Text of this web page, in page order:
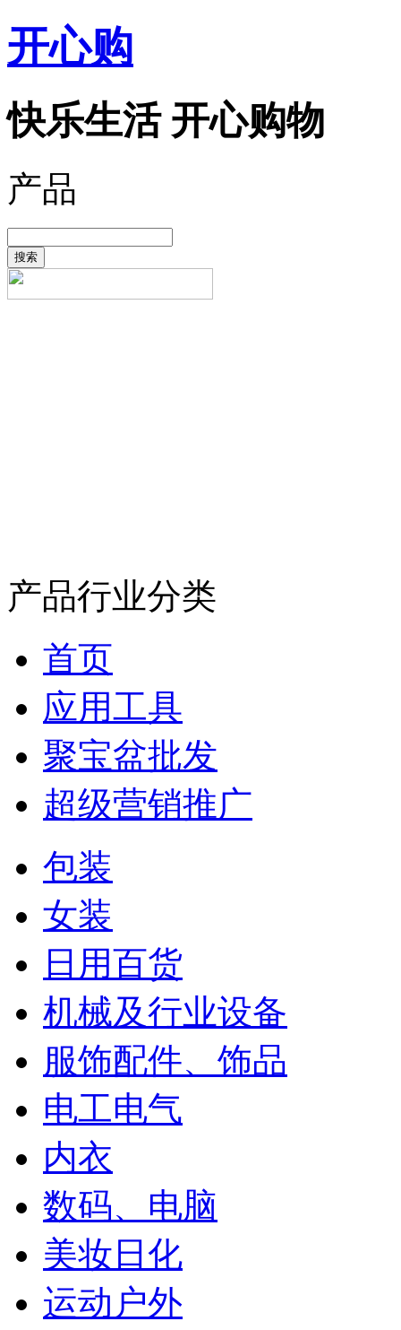
开心购
快乐生活 开心购物
产品
搜索
产品行业分类
首页
应用工具
聚宝盆批发
超级营销推广
包装
女装
日用百货
机械及行业设备
服饰配件、饰品
电工电气
内衣
数码、电脑
美妆日化
运动户外